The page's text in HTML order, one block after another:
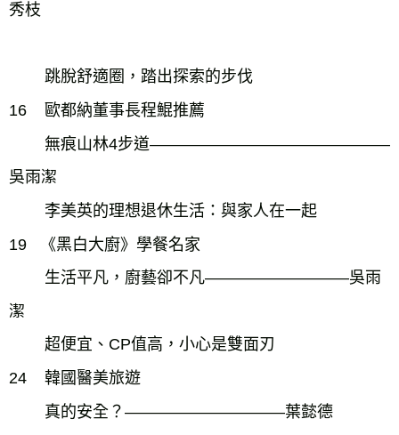
秀枝
跳脫舒適圈，踏出探索的步伐
16
歐都納董事長程鯤推薦
無痕山林4步道―――――――――――――――
吳雨潔
李美英的理想退休生活：與家人在一起
19 《黑白大廚》學餐名家
生活平凡，廚藝卻不凡―――――――――吳雨
潔
超便宜、CP值高，小心是雙面刃
24
韓國醫美旅遊
真的安全？――――――――――葉懿德